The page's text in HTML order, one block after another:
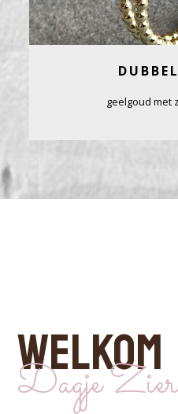
geelgoud met
WELKOM
Dagje